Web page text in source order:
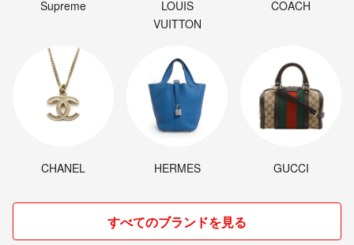
Supreme
LOUIS
VUITTON
COACH
CHANEL HERMES GUCCI
すべてのブランドを見る